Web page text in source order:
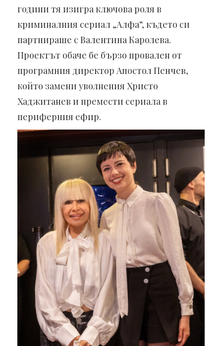
години тя изигра ключова роля в
криминалния сериал „Алфа“, където си
партнираше с Валентина Каролева.
Проектът обаче бе бързо провален от
програмния директор Апостол Пенчев,
който замени уволнения Христо
Хаджитанев и премести сериала в
периферния ефир.